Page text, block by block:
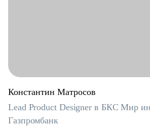
Константин Матросов
Lead Product Designer в БКС Мир
Газпромбанк